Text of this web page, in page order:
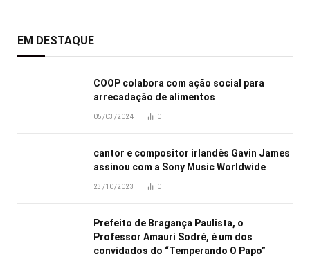
EM DESTAQUE
COOP colabora com ação social para
arrecadação de alimentos
05/03/2024 0
cantor e compositor irlandês Gavin James
assinou com a Sony Music Worldwide
23/10/2023 0
Prefeito de Bragança Paulista, o
Professor Amauri Sodré, é um dos
convidados do “Temperando O Papo”